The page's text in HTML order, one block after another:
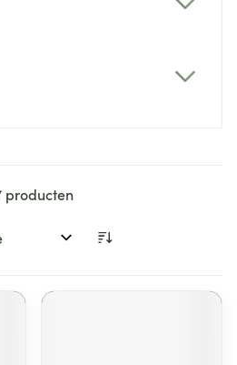
producten